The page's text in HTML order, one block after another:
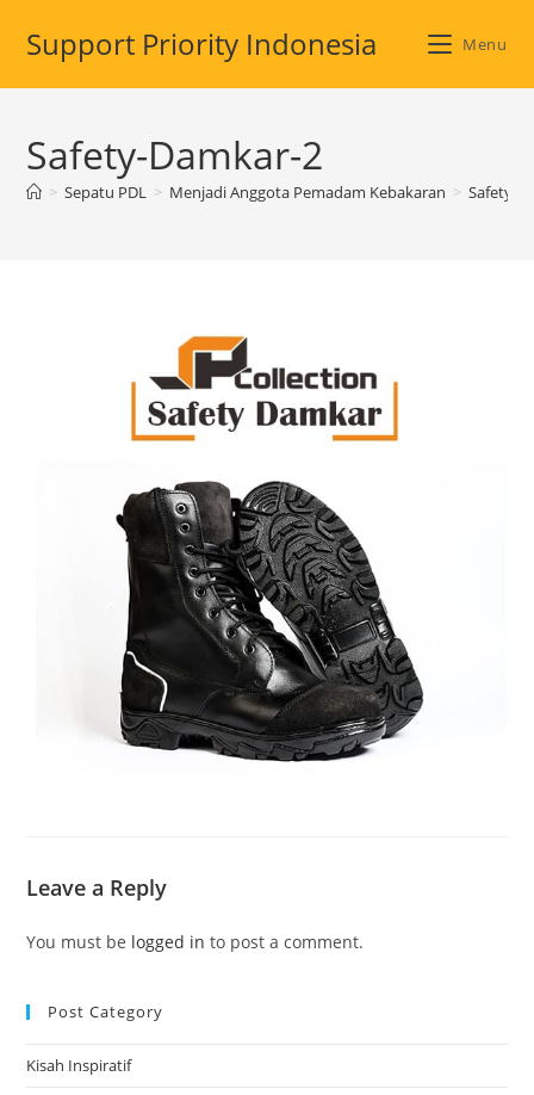
Support Priority Indonesia Menu
Safety-Damkar-2
> Sepatu PDL > Menjadi Anggota Pemadam Kebakaran > Safety-
Leave a Reply
You must be logged in to post a comment.
Post Category
Kisah Inspiratif